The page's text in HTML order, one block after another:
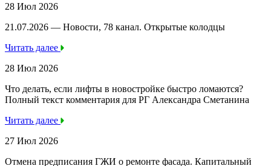
28 Июл 2026
21.07.2026 — Новости, 78 канал. Открытые колодцы
Читать далее
28 Июл 2026
Что делать, если лифты в новостройке быстро ломаются?
Полный текст комментария для РГ Александра Сметанина
Читать далее
27 Июл 2026
Отмена предписания ГЖИ о ремонте фасада. Капитальный